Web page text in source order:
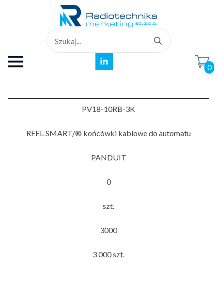
for:
0
PV18-10RB-3K
REEL-SMART/® końcówki kablowe do automatu
PANDUIT
0
szt.
3000
3 000 szt.